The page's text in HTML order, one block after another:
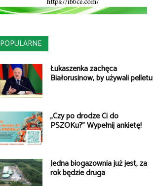
POPULARNE
Łukaszenka zachęca
Białorusinów, by używali pelletu
„Czy po drodze Ci do
PSZOKu?” Wypełnij ankietę!
Jedna biogazownia już jest, za
rok będzie druga